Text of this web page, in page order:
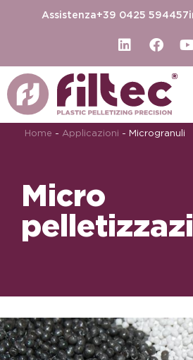
Assistenza+39 0425 594457
Home - Applicazioni - Microgranuli
Micro